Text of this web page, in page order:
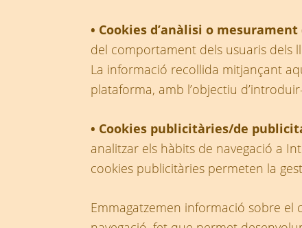
• Cookies d’anàlisi o
del comportament dels usuaris dels
La informació recollida mitjançant
plataforma, amb l’objectiu
• Cookies publicitàries/de
analitzar els hàbits de navegació a
cookies publicitàries permeten la
Emmagatzemen informació sobre el